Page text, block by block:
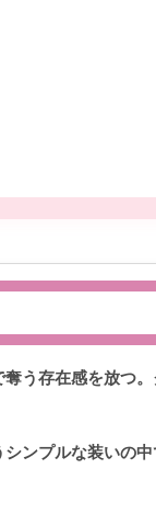
う存在感を放つ
ンプルな装いの